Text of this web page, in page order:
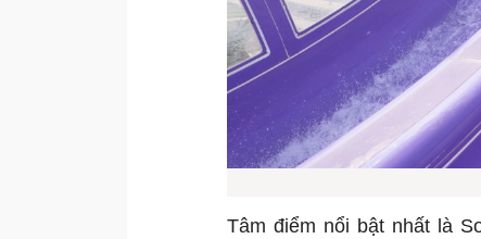
Tâm điểm nổi bật nhất là